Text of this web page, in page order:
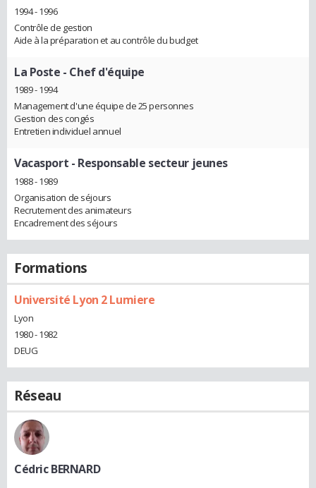
1994 - 1996
Contrôle de gestion
Aide à la préparation et au contrôle du budget
La Poste - Chef d'équipe
1989 - 1994
Management d'une équipe de 25 personnes
Gestion des congés
Entretien individuel annuel
Vacasport - Responsable secteur jeunes
1988 - 1989
Organisation de séjours
Recrutement des animateurs
Encadrement des séjours
Formations
Université Lyon 2 Lumiere
Lyon
1980 - 1982
DEUG
Réseau
Cédric BERNARD